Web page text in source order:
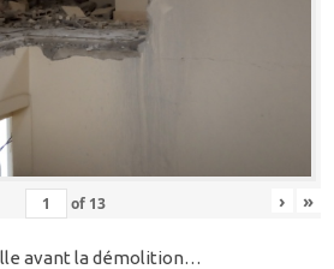
of 13 › »
avant la démolition…